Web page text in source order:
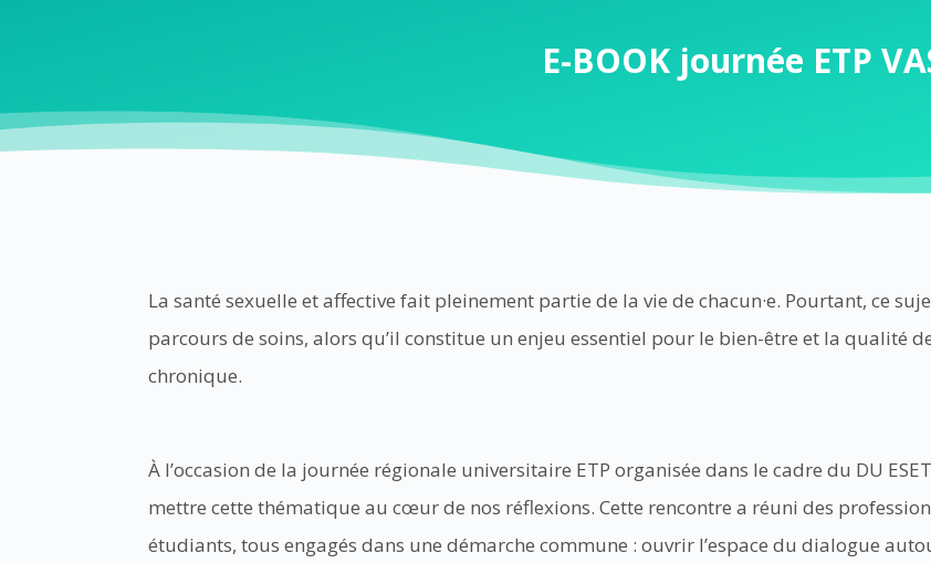
E-BOOK journée ETP
La santé sexuelle et affective fait pleinement partie de la vie de chacun·e. Pourtant, ce
parcours de soins, alors qu’il constitue un enjeu essentiel pour le bien-être et la qualité
chronique.
À l’occasion de la journée régionale universitaire ETP organisée dans le cadre du DU
mettre cette thématique au cœur de nos réflexions. Cette rencontre a réuni des
étudiants, tous engagés dans une démarche commune : ouvrir l’espace du dialogue